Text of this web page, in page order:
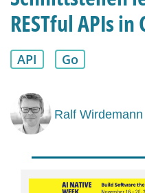
RESTful APIs in
API Go
Ralf Wirdemann